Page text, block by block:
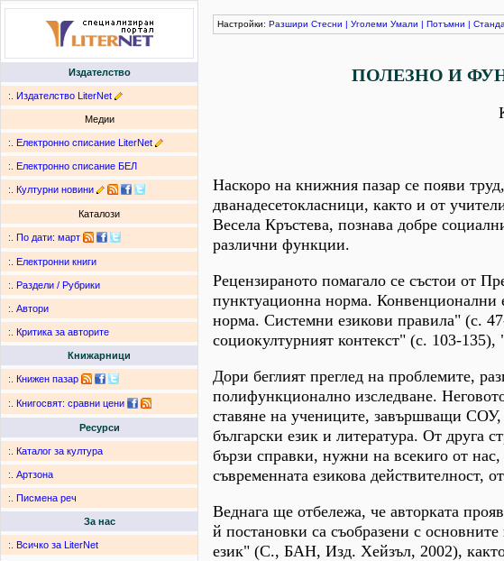
Издателство
:. Издателство LiterNet
Медии
:. Електронно списание LiterNet
:. Електронно списание БЕЛ
:. Културни новини
Каталози
:. По дати: март
:. Електронни книги
:. Раздели / Рубрики
:. Автори
:. Критика за авторите
Книжарници
:. Книжен пазар
:. Книгосвят: сравни цени
Ресурси
:. Каталог за култура
:. Артзона
:. Писмена реч
За нас
:. Всичко за LiterNet
Настройки: Разшири Стесни | Уголеми Умали | Потъмни |
ПОЛЕЗНО И
Наскоро на книжния пазар се появи
дванадесетокласници, както и от
Весела Кръстева, познава добре
различни функции.
Рецензираното помагало се състои от
пунктуационна норма. Конвенционални
норма. Системни езикови правила" (с.
социокултурният контекст" (с. 103-
Дори беглият преглед на проблемите,
полифункционално изследване.
ставяне на учениците, завършващи
български език и литература. От друга
бързи справки, нужни на всекиго от
съвременната езикова действителност,
Веднага ще отбележа, че авторката
й постановки са съобразени с
език" (С., БАН, Изд. Хейзъл, 2002), както